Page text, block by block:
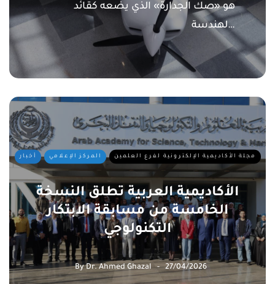
هو «صك الجدارة» الذي يضعه كقائد
لهندسة…
أخبار المركز الإعلامي مجلة الأكاديمية الإلكترونية لفرع العلمين
الأكاديمية العربية تطلق النسخة
الخامسة من مسابقة الابتكار
التكنولوجي
ByDr. Ahmed Ghazal 27/04/2026